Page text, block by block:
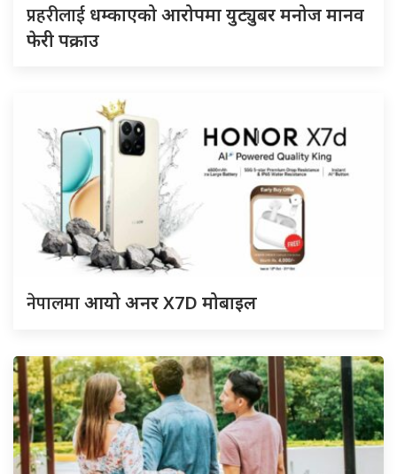
प्रहरीलाई धम्काएको आरोपमा युट्युबर मनोज मानव
फेरी पक्राउ
नेपालमाआयो अनर X7D मोबाइल